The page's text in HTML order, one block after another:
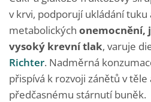
v krvi, podporují ukládání tuku
metabolických onemocnění,
vysoký krevní tlak, varuje
Richter. Nadměrná
přispívá k rozvoji zánětů v těle
předčasnému stárnutí buněk.